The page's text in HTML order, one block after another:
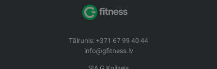
Tālrunis: +371 67 99 40 44
info@gfitness.lv